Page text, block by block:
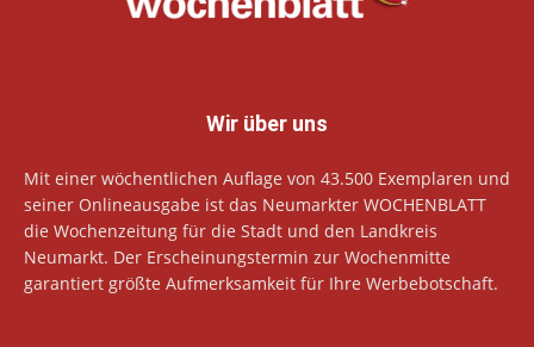
Wir über uns
Mit einer wöchentlichen Auflage von 43.500 Exemplaren und
seiner Onlineausgabe ist das Neumarkter WOCHENBLATT
die Wochenzeitung für die Stadt und den Landkreis
Neumarkt. Der Erscheinungstermin zur Wochenmitte
garantiert größte Aufmerksamkeit für Ihre Werbebotschaft.